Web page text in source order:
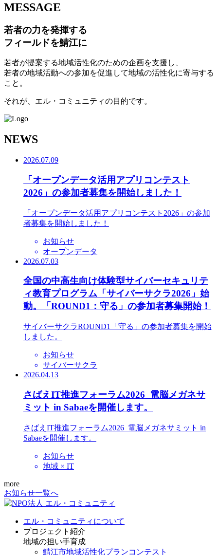
MESSAGE
若者の力を発揮する
フィールドを鯖江に
若者が提案する地域活性化のための企画を支援し、
若者の地域活動への参加を促進して地域の活性化に寄与する
こと。
それが、エル・コミュニティの目的です。
NEWS
2026.07.09
「オープンデータ活用アプリコンテスト
2026」の参加者募集を開始しました！
「オープンデータ活用アプリコンテスト2026」の参加
者募集を開始しました！
お知らせ
オープンデータ
2026.07.03
全国の中高生向け体験型サイバーセキュリテ
ィ教育プログラム「サイバーサクラ2026」始
動。「ROUND1：守る」の参加者募集開始！
サイバーサクラROUND1「守る」の参加者募集を開始
しました。
お知らせ
サイバーサクラ
2026.04.13
さばえIT推進フォーラム2026_電脳メガネサ
ミット in Sabaeを開催します。
さばえIT推進フォーラム2026_電脳メガネサミット in
Sabaeを開催します。
お知らせ
地域 × IT
more
お知らせ一覧へ
エル・コミュニティについて
プロジェクト紹介
地域の担い手育成
鯖江市地域活性化プランコンテスト